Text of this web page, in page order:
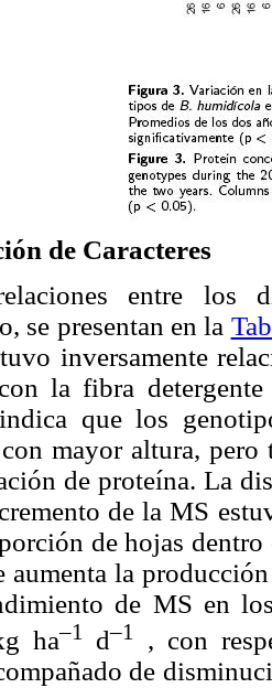
de Caracteres
entre los
se presentan en la
inversamente
la fibra
que los
mayor altura,
de proteína. La
de la MS
de hojas
aumenta la
de MS en
ha–1 d–1
, con
de